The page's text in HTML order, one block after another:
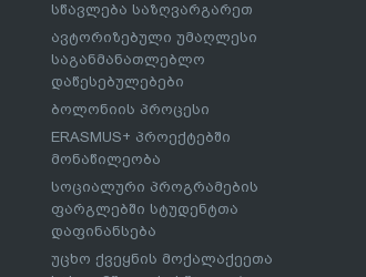
სწავლება საზღვარგარეთ
ავტორიზებული უმაღლესი
საგანმანათლებლო
დაწესებულებები
ბოლონიის პროცესი
ERASMUS+ პროექტებში
მონაწილეობა
სოციალური პროგრამების
ფარგლებში სტუდენტთა
დაფინანსება
უცხო ქვეყნის მოქალაქეეთა